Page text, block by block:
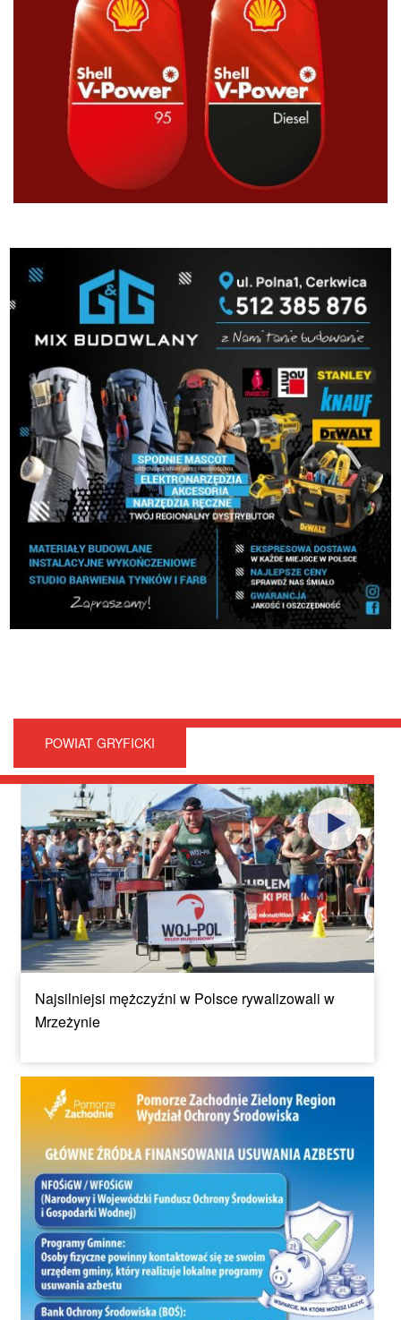
POWIAT GRYFICKI
Najsilniejsi mężczyźni w Polsce rywalizowali w
Mrzeżynie